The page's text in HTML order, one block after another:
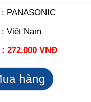
: PANASONIC
: Việt Nam
: 272.000 VNĐ
hàng